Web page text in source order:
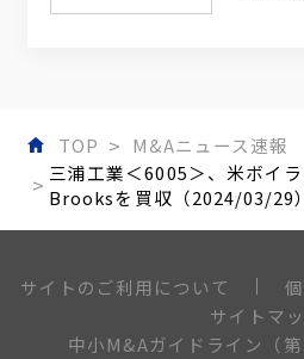
TOP
M&Aニュース速報
三浦工業＜6005＞、米ボイ
Brooksを買収（2024/03/29）
サイトのご利用について
サイトマ
中小M&Aガイドライン（